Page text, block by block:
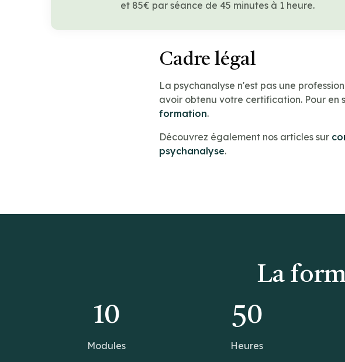
et 85€ par séance de 45 minutes à 1 heure.
Cadre légal
La psychanalyse n'est pas une
avoir obtenu votre certification. Pour en
formation.
Découvrez également nos articles sur
psychanalyse.
La
10
Modules
50
Heures